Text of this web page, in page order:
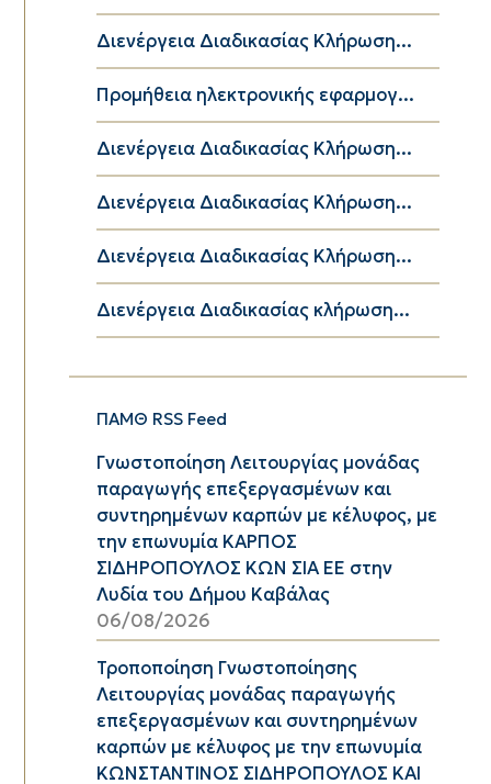
Διενέργεια Διαδικασίας Κλήρωση...
Προμήθεια ηλεκτρονικής εφαρμογ...
Διενέργεια Διαδικασίας Κλήρωση...
Διενέργεια Διαδικασίας Κλήρωση...
Διενέργεια Διαδικασίας Κλήρωση...
Διενέργεια Διαδικασίας κλήρωση...
ΠΑΜΘ RSS Feed
Γνωστοποίηση Λειτουργίας μονάδας
παραγωγής επεξεργασμένων και
συντηρημένων καρπών με κέλυφος, με
την επωνυμία ΚΑΡΠΟΣ
ΣΙΔΗΡΟΠΟΥΛΟΣ ΚΩΝ ΣΙΑ ΕΕ στην
Λυδία του Δήμου Καβάλας
06/08/2026
Τροποποίηση Γνωστοποίησης
Λειτουργίας μονάδας παραγωγής
επεξεργασμένων και συντηρημένων
καρπών με κέλυφος με την επωνυμία
ΚΩΝΣΤΑΝΤΙΝΟΣ ΣΙΔΗΡΟΠΟΥΛΟΣ ΚΑΙ